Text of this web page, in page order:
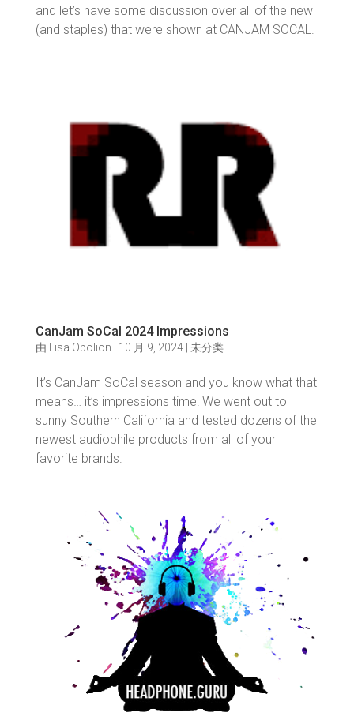
and let’s have some discussion over all of the new
(and staples) that were shown at CANJAM SOCAL.
CanJam SoCal 2024 Impressions
由 Lisa Opolion 10 月 9, 2024| 未分类
It’s CanJam SoCal season and you know what that
means… it’s impressions time! We went out to
sunny Southern California and tested dozens of the
newest audiophile products from all of your
favorite brands.